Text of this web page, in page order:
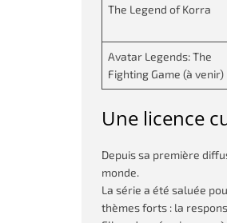
The Legend of Korra
Avatar Legends: The
Fighting Game (à venir)
Une licence
Depuis sa première
monde.
La série a été saluée
thèmes forts : la